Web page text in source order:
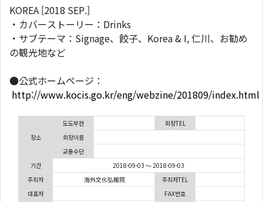
KOREA [2018 SEP.]
・カバーストーリー：Drinks
・サブテーマ：Signage、餃子、Korea & I, 仁川、お勧め
の観光地など
●公式ホームページ：
http://www.kocis.go.kr/eng/webzine/201809/index.html
장소
도도부현
회장TEL
회장이름
교통수단
기간
2018-09-03 ～ 2018-09-03
주최자
海外文化弘報院
주최자TEL
대표자
FAX번호